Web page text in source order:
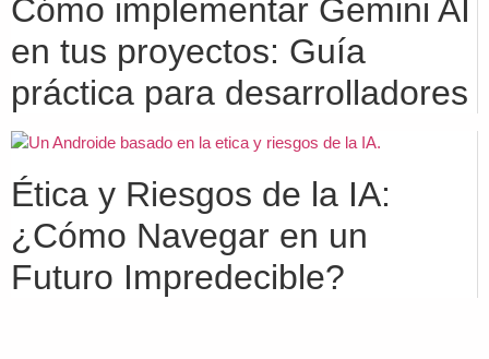
Cómo implementar Gemini AI
en tus proyectos: Guía
práctica para desarrolladores
Ética y Riesgos de la IA:
¿Cómo Navegar en un
Futuro Impredecible?